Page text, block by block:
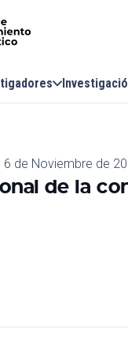
6 de Noviembre de
de la